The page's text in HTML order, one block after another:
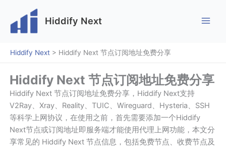
Hiddify Next
Hiddify Next > Hiddify Next 节点订阅地址免费分享
Hiddify Next 节点订阅地址免费分享
Hiddify Next 节点订阅地址免费分享，Hiddify Next支持
V2Ray、Xray、Reality、TUIC、Wireguard、Hysteria、SSH
等科学上网协议，在使用之前，首先需要添加一个Hiddify
Next节点或订阅地址即服务端才能使用代理上网功能，本文分
享常见的 Hiddify Next 节点信息，包括免费节点、收费节点及